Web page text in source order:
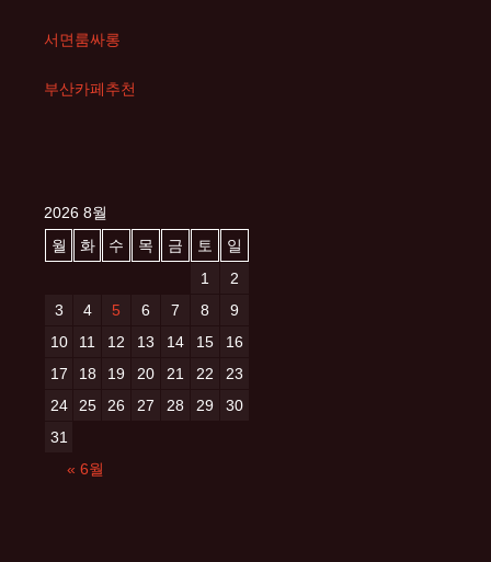
서면룸싸롱
부산카페추천
2026 8월
월
화 수 목 금 토
일
1
2
3
4 5 6 7 8
9
10
11 12 13 14 15
16
17
18 19 20 21 22
23
24
25 26 27 28 29
30
31
« 6월